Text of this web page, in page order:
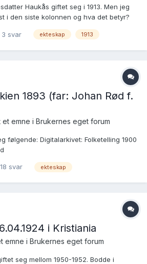
Haukås giftet seg i 1913. Men jeg
i den siste kolonnen og hva det betyr?
"Ikke beslagtede" som utfyllelse/svar på
Haukås og Magne Haukås
3 svar ekteskap 1913
1893 (far: Johan Rød f.
emne i Brukernes eget forum
følgende: Digitalarkivet: Folketelling 1900
Skien kjøpstad
18 svar ekteskap
i Kristiania
emne i Brukernes eget forum
seg mellom 1950-1952. Bodde i